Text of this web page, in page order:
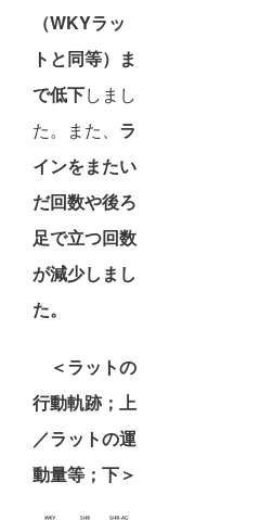
（WKYラッ
トと同等）ま
で低下しまし
た。また、 ラ
インをまたい
だ回数や後ろ
足で立つ回数
が減少しまし
た。
＜ラットの
行動軌跡；上
／ラットの運
動量等；下＞